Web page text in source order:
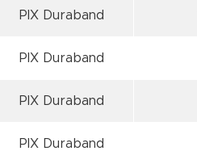
PIX Duraband
PIX Duraband
PIX Duraband
PIX Duraband